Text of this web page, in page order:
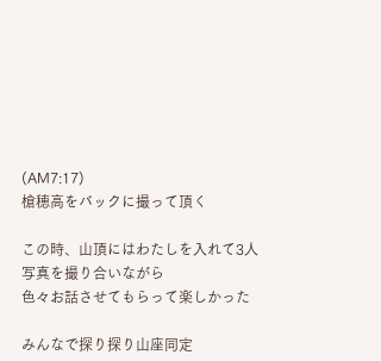
(AM7:17)
槍穂高をバックに撮って頂く
この時、山頂にはわたしを入れて3人
写真を撮り合いながら
色々お話させてもらって楽しかった
みんなで探り探り山座同定